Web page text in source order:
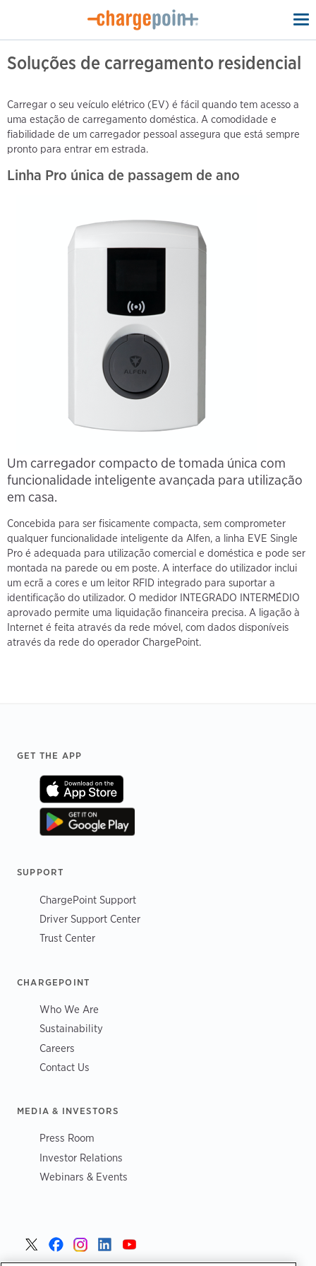
Soluções de carregamento residencial
Carregar o seu veículo elétrico (EV) é fácil quando tem acesso a
uma estação de carregamento doméstica. A comodidade e
fiabilidade de um carregador pessoal assegura que está sempre
pronto para entrar em estrada.
Linha Pro única de passagem de ano
Um carregador compacto de tomada única com
funcionalidade inteligente avançada para utilização
em casa.
Concebida para ser fisicamente compacta, sem comprometer
qualquer funcionalidade inteligente da Alfen, a linha EVE Single
Pro é adequada para utilização comercial e doméstica e pode ser
montada na parede ou em poste. A interface do utilizador inclui
um ecrã a cores e um leitor RFID integrado para suportar a
identificação do utilizador. O medidor INTEGRADO INTERMÉDIO
aprovado permite uma liquidação financeira precisa. A ligação à
Internet é feita através da rede móvel, com dados disponíveis
através da rede do operador ChargePoint.
Footer
GET THE APP
SUPPORT
ChargePoint Support
Driver Support Center
Trust Center
CHARGEPOINT
Who We Are
Sustainability
Careers
Contact Us
MEDIA & INVESTORS
Press Room
Investor Relations
Webinars & Events